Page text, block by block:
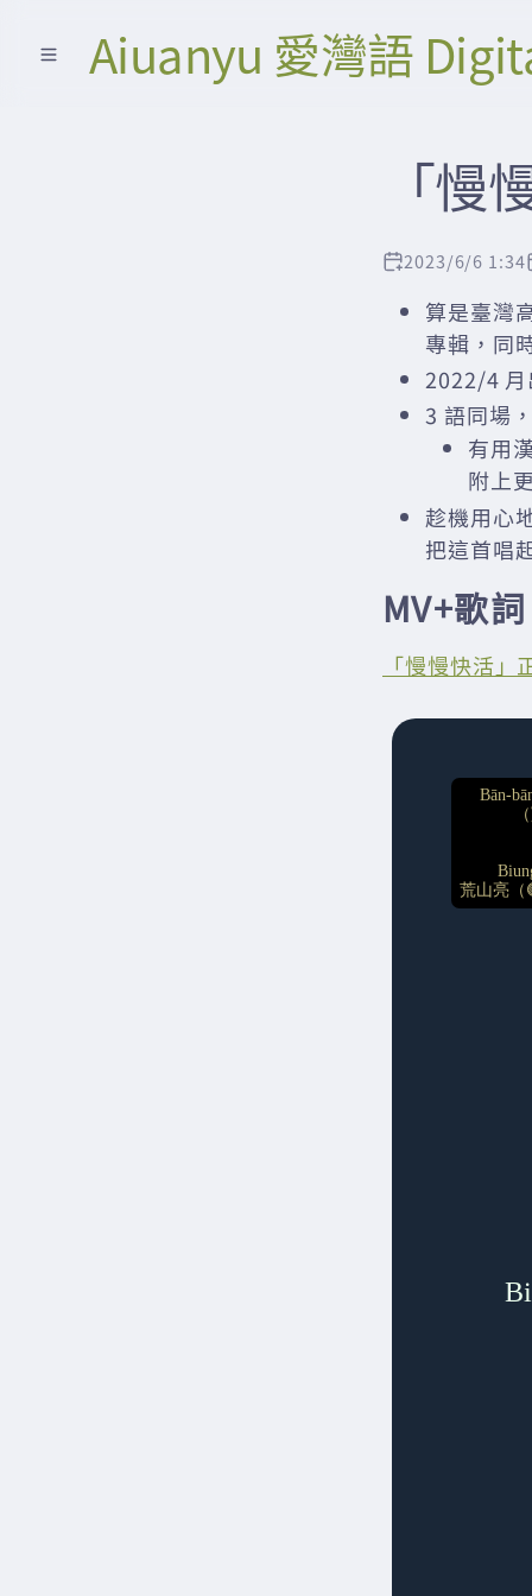
Aiuanyu 愛灣語
「慢
2023/6/6 1:34
算是臺灣
專輯，同
2022/4 月
3 語同場
有用
附上
趁機用心
把這首唱
MV+歌詞
「慢慢快活